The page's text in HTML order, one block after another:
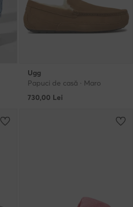
Ugg
Papuci de casă · Maro
730,00 Lei